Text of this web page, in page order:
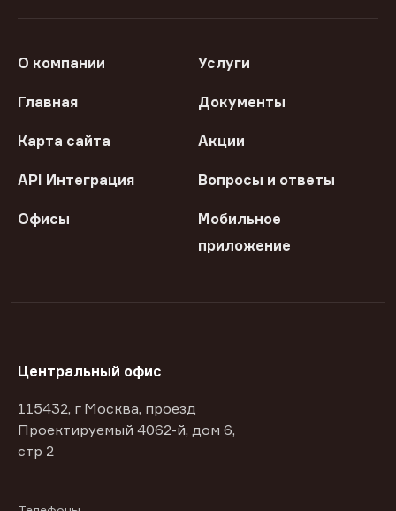
О компании Услуги
Главная Документы
Карта сайта Акции
API Интеграция Вопросы и ответы
Офисы
Мобильное
приложение
Центральный офис
115432, г Москва, проезд
Проектируемый 4062-й, дом 6,
стр 2